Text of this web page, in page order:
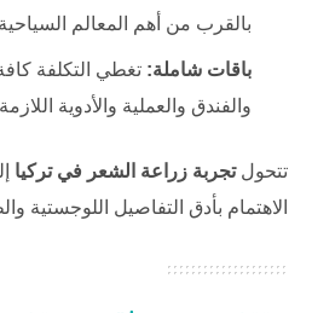
بالقرب من أهم المعالم
باقات شاملة: تغطي التكلفة
والفندق والعملية والأدوية
تتحولتجربة زراعة الشعر في تركيا
الاهتمام بأدق التفاصيل اللوجستية